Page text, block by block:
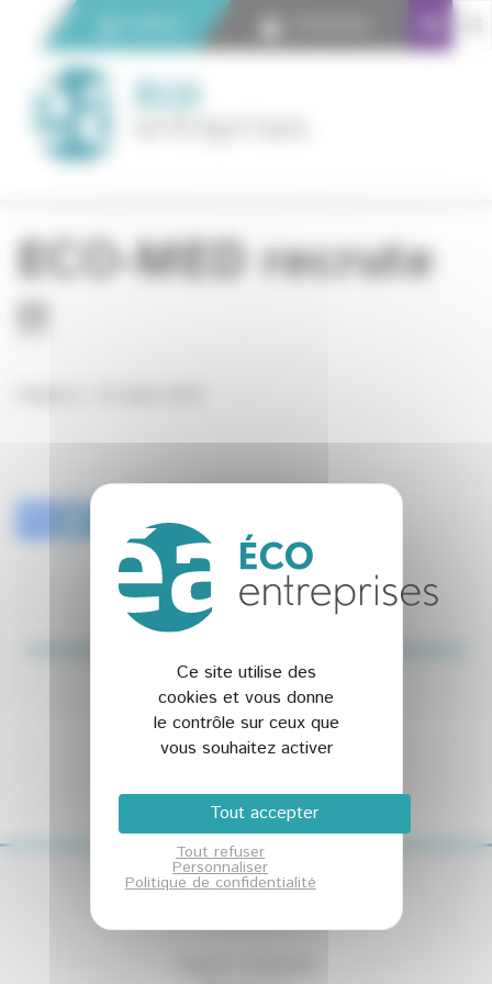
ECO-MED recrute
!!
Abonnez-vous à la NEWSLETTER
Et restez connecté à notre actualité
Panneau de gestion des cookies
Ce site utilise des
cookies et vous donne
le contrôle sur ceux que
vous souhaitez activer
Tout accepter
Tout refuser
Personnaliser
Politique de confidentialité